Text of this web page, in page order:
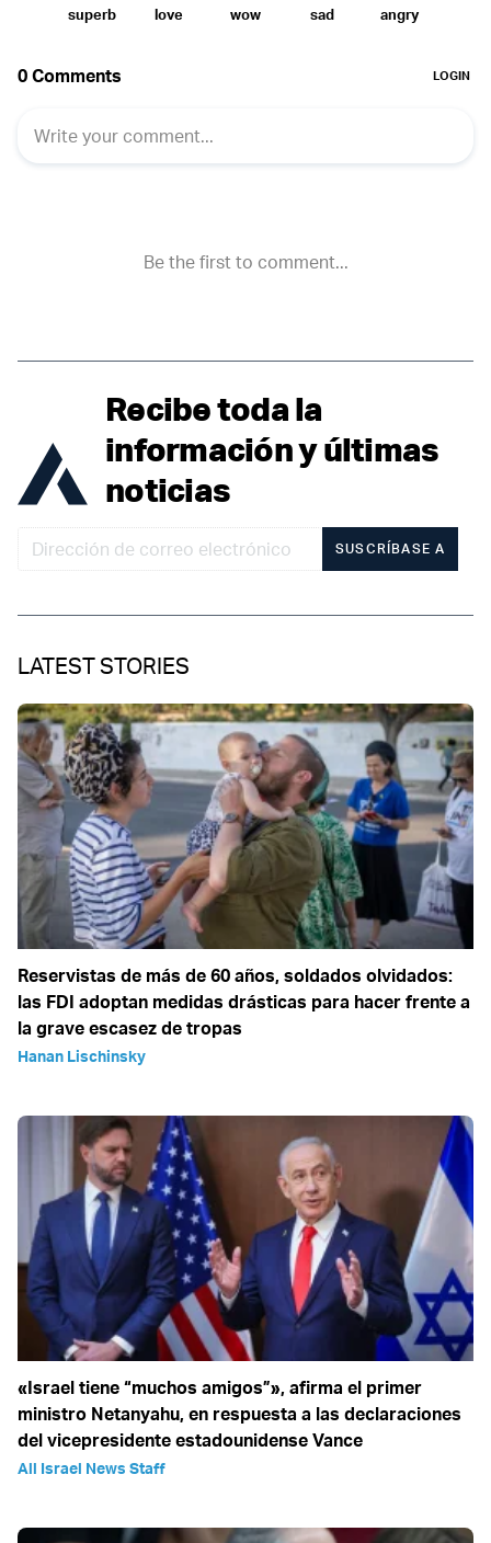
Recibe toda la
información y últimas
noticias
SUSCRÍBASE A
LATEST STORIES
Reservistas de más de 60 años, soldados olvidados:
las FDI adoptan medidas drásticas para hacer frente a
la grave escasez de tropas
Hanan Lischinsky
«Israel tiene “muchos amigos”», afirma el primer
ministro Netanyahu, en respuesta a las declaraciones
del vicepresidente estadounidense Vance
All Israel News Staff